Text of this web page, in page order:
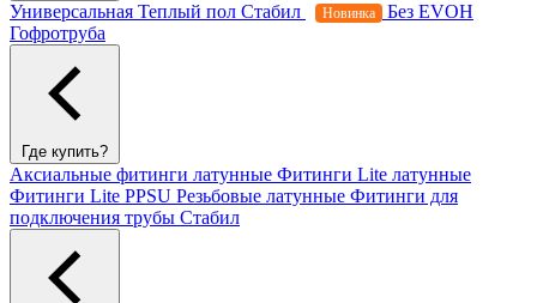
Универсальная Теплый пол Стабил Новинка
Без EVOH
Гофротруба
Где купить?
Аксиальные фитинги латунные Фитинги Lite латунные
Фитинги Lite PPSU Резьбовые латунные Фитинги для
подключения трубы Стабил